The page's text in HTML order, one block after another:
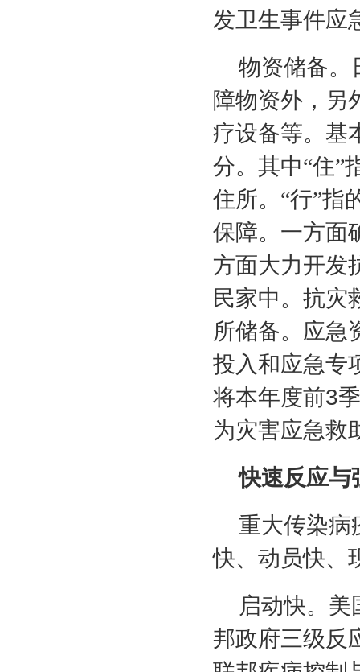
发卫生事件应
物资储备。
障物资外，另
疗设备等。基
分。其中“住”
住所。“行”指
保障。一方面
方面大力开发
民家中。抗灾
所储备。应急
投入和应急专
将本年度前3
为灾害应急救
快速反应与
重大传染病
快、动员快、
启动快。
邦政府三级反